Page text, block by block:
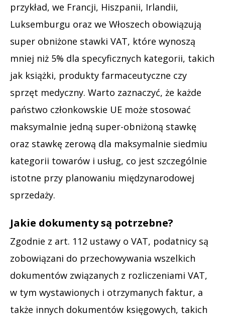
przykład, we Francji, Hiszpanii, Irlandii,
Luksemburgu oraz we Włoszech obowiązują
super obniżone stawki VAT, które wynoszą
mniej niż 5% dla specyficznych kategorii, takich
jak książki, produkty farmaceutyczne czy
sprzęt medyczny. Warto zaznaczyć, że każde
państwo członkowskie UE może stosować
maksymalnie jedną super-obniżoną stawkę
oraz stawkę zerową dla maksymalnie siedmiu
kategorii towarów i usług, co jest szczególnie
istotne przy planowaniu międzynarodowej
sprzedaży.
Jakie dokumenty są potrzebne?
Zgodnie z art. 112 ustawy o VAT, podatnicy są
zobowiązani do przechowywania wszelkich
dokumentów związanych z rozliczeniami VAT,
w tym wystawionych i otrzymanych faktur, a
także innych dokumentów księgowych, takich